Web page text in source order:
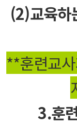
(2)교육하
**훈련교
3.훈